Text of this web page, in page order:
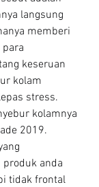
langsung
memberi
keseruan
kolam
stress.
kolamnya
2019.
anda
tidak frontal